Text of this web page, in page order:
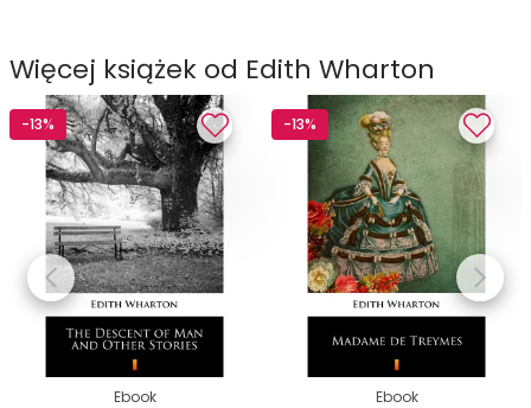
Więcej książek od Edith Wharton
-13%
Ebook
-13%
Ebook